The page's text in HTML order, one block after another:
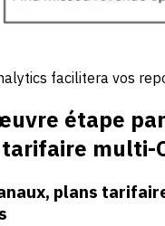
facilitera vos
étape
multi-
plans